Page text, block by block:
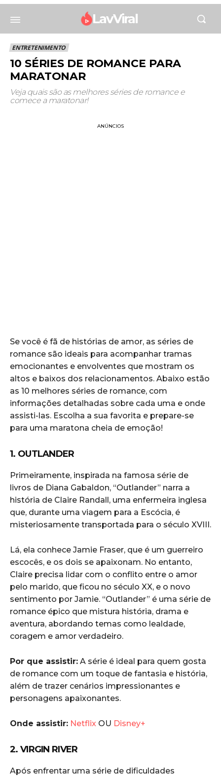
LavViral
ENTRETENIMENTO
10 SÉRIES DE ROMANCE PARA
MARATONAR
Veja quais são as melhores séries de romance e
comece a maratonar!
ANÚNCIOS
Se você é fã de histórias de amor, as séries de
romance são ideais para acompanhar tramas
emocionantes e envolventes que mostram os
altos e baixos dos relacionamentos. Abaixo estão
as 10 melhores séries de romance, com
informações detalhadas sobre cada uma e onde
assisti-las. Escolha a sua favorita e prepare-se
para uma maratona cheia de emoção!
1. OUTLANDER
Primeiramente, inspirada na famosa série de
livros de Diana Gabaldon, “Outlander” narra a
história de Claire Randall, uma enfermeira inglesa
que, durante uma viagem para a Escócia, é
misteriosamente transportada para o século XVIII.
Lá, ela conhece Jamie Fraser, que é um guerreiro
escocês, e os dois se apaixonam. No entanto,
Claire precisa lidar com o conflito entre o amor
pelo marido, que ficou no século XX, e o novo
sentimento por Jamie. “Outlander” é uma série de
romance épico que mistura história, drama e
aventura, abordando temas como lealdade,
coragem e amor verdadeiro.
Por que assistir: A série é ideal para quem gosta
de romance com um toque de fantasia e história,
além de trazer cenários impressionantes e
personagens apaixonantes.
Onde assistir: Netflix OU Disney+
2. VIRGIN RIVER
Após enfrentar uma série de dificuldades